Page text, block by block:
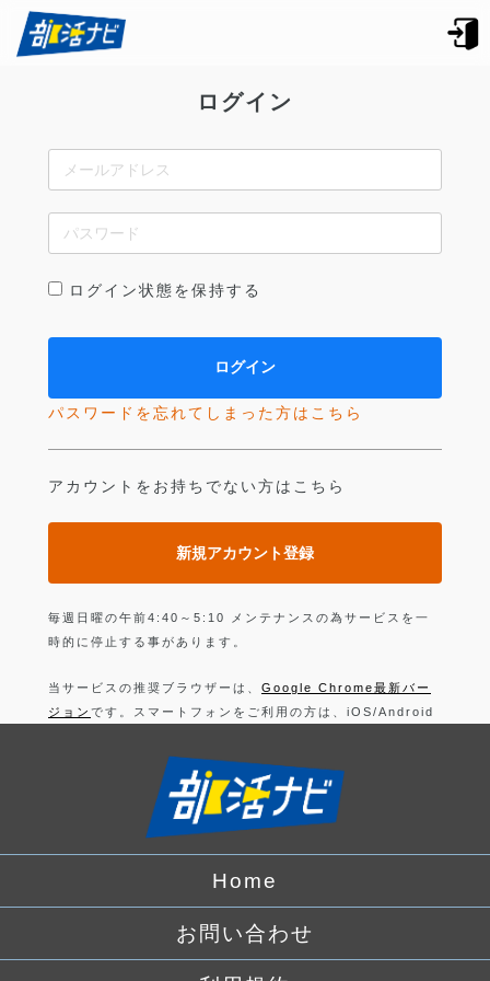
ログイン
ログイン状態を保持する
パスワードを忘れてしまった方はこちら
アカウントをお持ちでない方はこちら
新規アカウント登録
毎週日曜の午前4:40～5:10 メンテナンスの為サービスを一
時的に停止する事があります。
当サービスの推奨ブラウザーは、 Google Chrome最新バー
ジョン です。スマートフォンをご利用の方は、iOS/Android
上記以外のブラウザーでは正常に動作できない可能性があり
ますので、ご注意ください。
ログインすることにより、部活の利用規約
なります。
プライバシーポリシー をお読みください。
でログイン
Home
お問い合わせ